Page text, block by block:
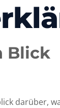
Blick
darüber,